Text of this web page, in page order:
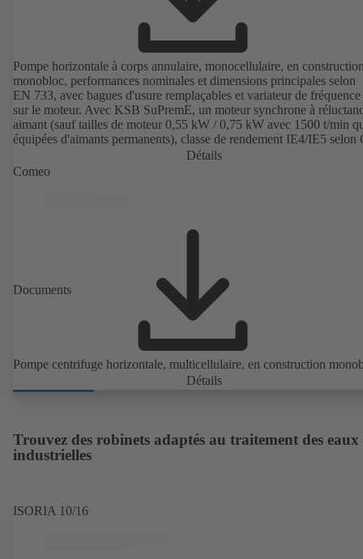
Pompe horizontale à corps annulaire, monocellulaire, en
monobloc, performances nominales et dimensions principales selon
EN 733, avec bagues d'usure remplaçables et variateur de
sur le moteur. Avec KSB SuPremE, un moteur synchrone à
aimant (sauf tailles de moteur 0,55 kW / 0,75 kW avec 1500 t/min
équipées d'aimants permanents), classe de rendement IE4/IE5 selon
TS 60034-30-2:2016, pour le fonctionnement avec variateur de
KSB PumpDrive 2 ou KSB PumpDrive 2 Eco sans capteur de
Détails
Comeo
Documents
Pompe centrifuge horizontale, multicellulaire, en construction
Détails
Trouvez des robinets adaptés au traitement des eaux
industrielles
ISORIA 10/16